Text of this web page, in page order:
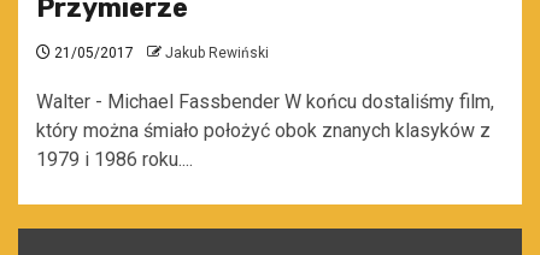
Przymierze
21/05/2017 Jakub Rewiński
Walter - Michael Fassbender W końcu dostaliśmy film,
który można śmiało położyć obok znanych klasyków z
1979 i 1986 roku....